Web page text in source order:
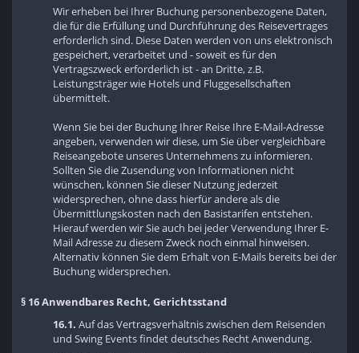
Wir erheben bei Ihrer Buchung personenbezogene Daten,
die für die Erfüllung und Durchführung des Reisevertrages
erforderlich sind. Diese Daten werden von uns elektronisch
gespeichert, verarbeitet und - soweit es für den
Vertragszweck erforderlich ist - an Dritte, z.B.
Leistungsträger wie Hotels und Fluggesellschaften
übermittelt.
Wenn Sie bei der Buchung Ihrer Reise Ihre E-Mail-Adresse
angeben, verwenden wir diese, um Sie über vergleichbare
Reiseangebote unseres Unternehmens zu informieren.
Sollten Sie die Zusendung von Informationen nicht
wünschen, können Sie dieser Nutzung jederzeit
widersprechen, ohne dass hierfür andere als die
Übermittlungskosten nach den Basistarifen entstehen.
Hierauf werden wir Sie auch bei jeder Verwendung Ihrer E-
Mail Adresse zu diesem Zweck noch einmal hinweisen.
Alternativ können Sie dem Erhalt von E-Mails bereits bei der
Buchung widersprechen.
§ 16 Anwendbares Recht, Gerichtsstand
16.1. Auf das Vertragsverhältnis zwischen dem Reisenden
und Swing Events findet deutsches Recht Anwendung.